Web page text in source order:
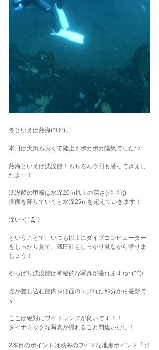
冬といえば熱海(^O^)／
本日は天気も良くて陸上もポカポカ陽気でした~♪
熱海といえば沈没船！もちろん今回も潜ってきまし
たよー！
沈没船の甲板は水深20ｍ以上の深さ(◎_◎;)
側面を降りていくと水深25ｍを超えていきます！
深い~( ﾟДﾟ)
ということで、いつも以上にダイブコンピューター
をしっかり見て、残圧計もしっかり見ながら潜りま
しょう！
やっぱり沈没船は神秘的な写真が撮れますね~(^^)/
光が差し込む船内を側面のエグれた部分から撮影で
す
ここは絶対にワイドレンズが良いです！！
ダイナミックな写真が撮れること間違いなし！
2本目のポイントは熱海のワイドな地形ポイント「ソ